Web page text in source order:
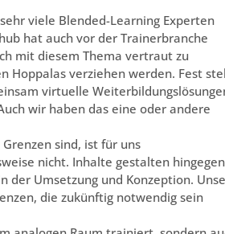
viele Blended-Learning Experten
hat auch vor der Trainerbranche
mit diesem Thema vertraut zu
Hoppalas verziehen werden. Fest
virtuelle
wir haben das eine oder andere
sind, ist für uns
nicht. Inhalte gestalten hingegen
Umsetzung und Konzeption.
die zukünftig notwendig sein